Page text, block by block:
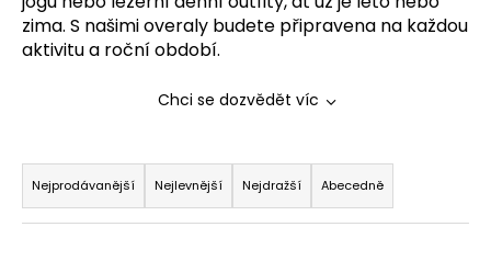
zima. S našimi overaly budete připravena na každou
aktivitu a roční období.
Chci se dozvědět víc
Ř
a
z
Nejprodávanější Nejlevnější Nejdražší Abecedně
e
b
t
e
n